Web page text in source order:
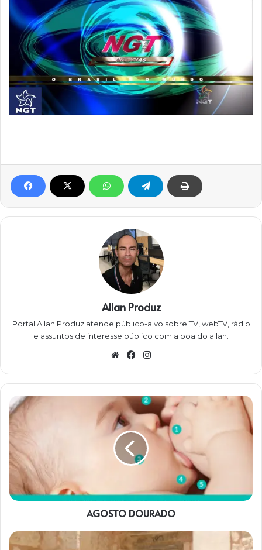
Allan Produz
Portal Allan Produz atende público-alvo sobre TV, webTV, rádio
e assuntos de interesse público com a boa do allan.
WebsiteFacebook
AGOSTO
DOURADO
AGOSTO DOURADO
Programa